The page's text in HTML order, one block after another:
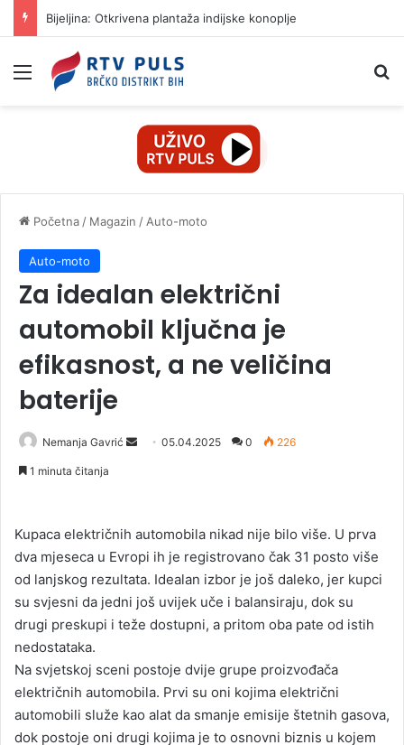
Bijeljina: Otkrivena plantaža indijske konoplje
Izbornik
Početna / Magazin / Auto-moto
Auto-moto
Za idealan električni
automobil ključna je
efikasnost, a ne veličina
baterije
Nemanja Gavrić
a
e
m
05.04.2025 0 226
1 minuta čitanja
Kupaca električnih automobila nikad nije bilo više. U prva
dva mjeseca u Evropi ih je registrovano čak 31 posto više
od lanjskog rezultata. Idealan izbor je još daleko, jer kupci
su svjesni da jedni još uvijek uče i balansiraju, dok su
drugi preskupi i teže dostupni, a pritom oba pate od istih
nedostataka.
Na svjetskoj sceni postoje dvije grupe proizvođača
električnih automobila. Prvi su oni kojima električni
automobili služe kao alat da smanje emisije štetnih gasova,
dok postoje oni drugi kojima je to osnovni biznis u kojem